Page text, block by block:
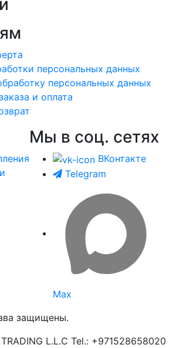
персональных данных
персональных данных
и оплата
Мы в соц. сетях
ВКонтакте
Telegram
Max
защищены.
TRADING L.L.C Tel.: +971528658020